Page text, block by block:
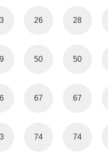
26 28
50 50
67 67
74 74